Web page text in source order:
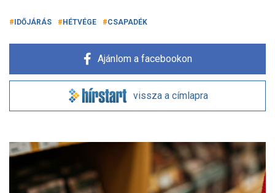
IDŐJÁRÁS HÉTVÉGE CSAPADÉK
Ajánlom a facebookon
vissza a címlapra